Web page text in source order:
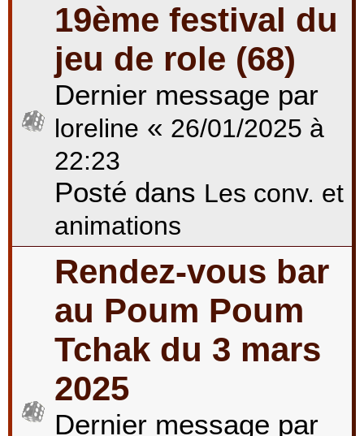
19ème festival du
jeu de role (68)
Dernier message par
loreline « 26/01/2025 à
22:23
Posté dans Les conv. et
animations
Rendez-vous bar
au Poum Poum
Tchak du 3 mars
2025
Dernier message par